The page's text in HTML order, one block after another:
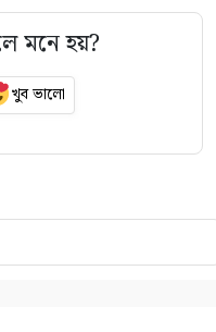
মনে হয়?
খুব ভালো